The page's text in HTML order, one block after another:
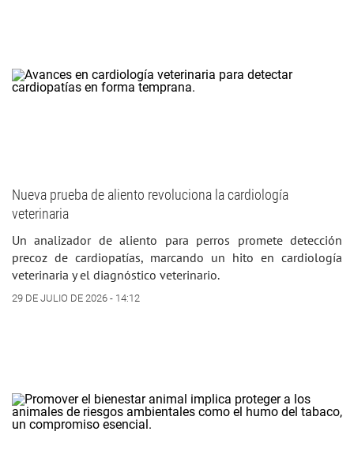
Nueva prueba de aliento revoluciona la cardiología
veterinaria
Un analizador de aliento para perros promete detección
precoz de cardiopatías, marcando un hito en cardiología
veterinaria y el diagnóstico veterinario.
29 DE JULIO DE 2026 - 14:12